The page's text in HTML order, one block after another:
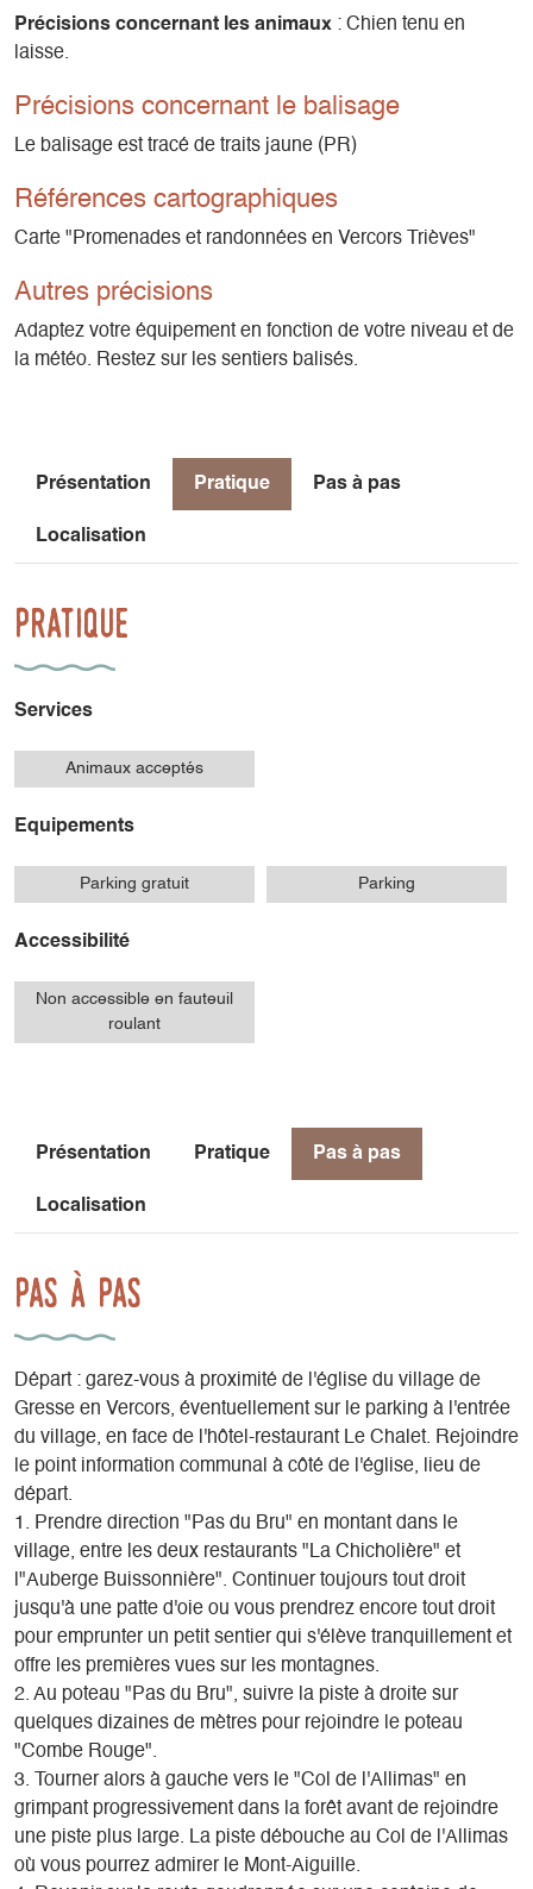
Précisions concernant les animaux : Chien tenu en
laisse.
Précisions concernant le balisage
Le balisage est tracé de traits jaune (PR)
Références cartographiques
Carte "Promenades et randonnées en Vercors Trièves"
Autres précisions
Adaptez votre équipement en fonction de votre niveau et de
la météo. Restez sur les sentiers balisés.
Présentation Pratique Pas à pas
Localisation
Pratique
Services
Animaux acceptés
Equipements
Parking gratuit Parking
Accessibilité
Non accessible en fauteuil
roulant
Présentation Pratique Pas à pas
Localisation
Pas à pas
Départ : garez-vous à proximité de l'église du village de
Gresse en Vercors, éventuellement sur le parking à l'entrée
du village, en face de l'hôtel-restaurant Le Chalet. Rejoindre
le point information communal à côté de l'église, lieu de
départ.
1. Prendre direction "Pas du Bru" en montant dans le
village, entre les deux restaurants "La Chicholière" et
l"Auberge Buissonnière". Continuer toujours tout droit
jusqu'à une patte d'oie ou vous prendrez encore tout droit
pour emprunter un petit sentier qui s'élève tranquillement et
offre les premières vues sur les montagnes.
2. Au poteau "Pas du Bru", suivre la piste à droite sur
quelques dizaines de mètres pour rejoindre le poteau
"Combe Rouge".
3. Tourner alors à gauche vers le "Col de l'Allimas" en
grimpant progressivement dans la forêt avant de rejoindre
une piste plus large. La piste débouche au Col de l'Allimas
où vous pourrez admirer le Mont-Aiguille.